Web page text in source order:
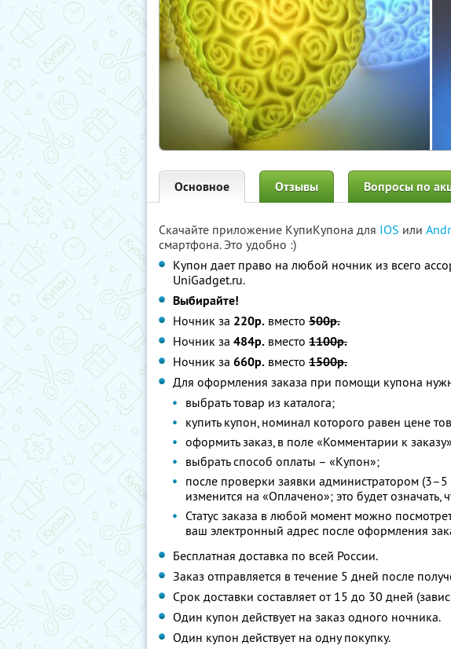
Основное Отзывы Вопросы по
Скачайте приложение КупиКупона для IOS или
смартфона. Это удобно :)
Купон дает право на любой ночник из всего
UniGadget.ru.
Выбирайте!
Ночник за 220р. вместо 500р.
Ночник за 484р. вместо 1100р.
Ночник за 660р. вместо 1500р.
Для оформления заказа при помощи купона
выбрать товар из каталога;
купить купон, номинал которого равен цене
оформить заказ, в поле «Комментарии к
выбрать способ оплаты – «Купон»;
после проверки заявки администратором (3–5
изменится на «Оплачено»; это будет означать,
Статус заказа в любой момент можно
ваш электронный адрес после оформления
Бесплатная доставка по всей России.
Заказ отправляется в течение 5 дней после
Срок доставки составляет от 15 до 30 дней
Один купон действует на заказ одного ночника.
Один купон действует на одну покупку.